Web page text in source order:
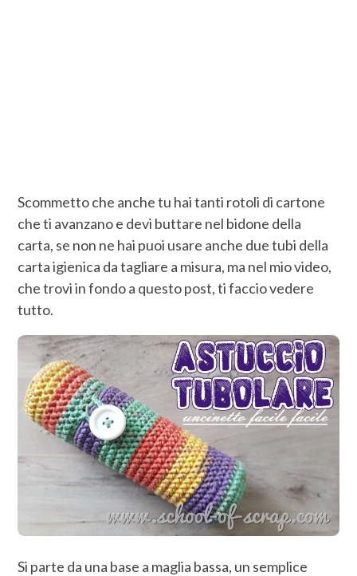
Scommetto che anche tu hai tanti rotoli di cartone
che ti avanzano e devi buttare nel bidone della
carta, se non ne hai puoi usare anche due tubi della
carta igienica da tagliare a misura, ma nel mio video,
che trovi in fondo a questo post, ti faccio vedere
tutto.
Si parte da una base a maglia bassa, un semplice